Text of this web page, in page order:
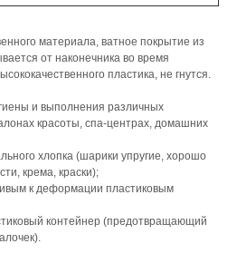
материала, ватное покрытие из
от наконечника во время
пластика, не гнутся.
и выполнения различных
красоты, спа-центрах, домашних
хлопка (шарики упругие, хорошо
крема, краски);
к деформации пластиковым
контейнер (предотвращающий